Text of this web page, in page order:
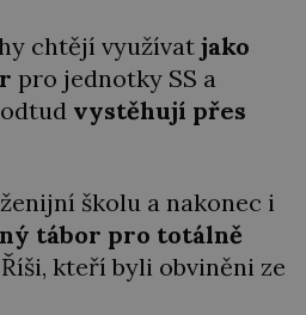
chtějí využívat jako
pro jednotky SS a
vystěhují přes
školu a nakonec i
tábor pro totálně
kteří byli obviněni ze